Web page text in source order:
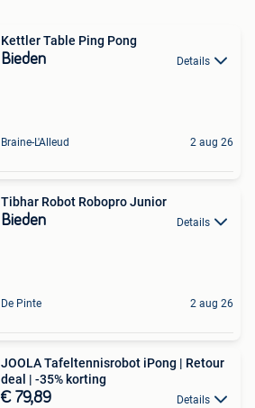
Kettler Table Ping Pong
Bieden Details
Braine-L'Alleud 2 aug 26
Tibhar Robot Robopro Junior
Bieden Details
De Pinte 2 aug 26
JOOLA Tafeltennisrobot iPong | Retour
deal | -35% korting
€ 79,89 Details